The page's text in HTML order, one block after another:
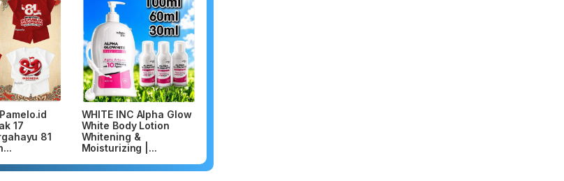
17
81
WHITE INC Alpha Glow
White Body Lotion
Whitening &
Moisturizing |...